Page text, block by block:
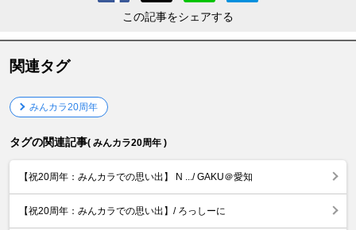
この記事をシェアする
関連タグ
みんカラ20周年
タグの関連記事( みんカラ20周年 )
【祝20周年：みんカラでの思い出】 N .../ GAKU＠愛知
【祝20周年：みんカラでの思い出】/ ろっしーに